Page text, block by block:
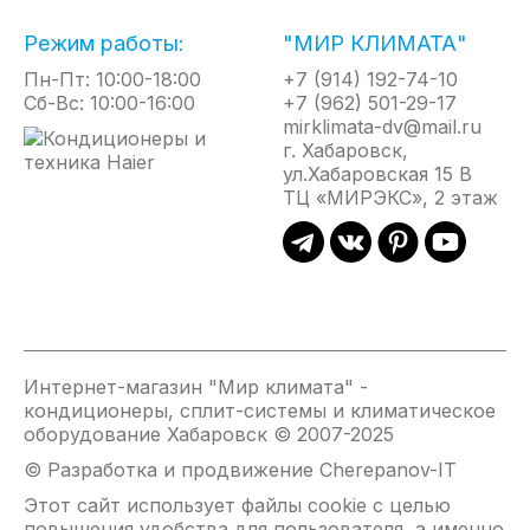
Блок Oxigent fresh, оснащен воздушным фильтром,
центробежным вентилятором и устанавливается
снаружи здания. Он осуществляет подачу, воздуха
с улицы по специальному воздуховоду. Объем
подачи свежего воздуха контролирует процессор
внутреннего блока. Система Haier может подавать
ФУНКЦИЯ ОБЪЕМНОГО ВОЗДУШНОГО
и получения эффекта естественной циркуляции
воздуха предусмот ре ноавтоматическое
согласование качания сдвоенных горизонтальных
заслонок и жалюзи с вертикальными створками.
ВОЗДУШНЫЙ ПОТОК 12М
Режим работы:
Пн-Пт: 10:00-18:00
Сб-Вс: 10:00-16:00
"МИР КЛИМАТА"
+7 (914) 192-74-10
+7 (962) 501-29-17
mirklimata-dv@mail.ru
г. Хабаровск,
ул.Хабаровская 15 В
ТЦ «МИРЭКС», 2 этаж
Интернет-магазин "Мир климата" -
кондиционеры, сплит-системы и климатическое
оборудование Хабаровск © 2007-2025
© Разработка и продвижение Cherepanov-IT
Этот сайт использует файлы cookie с целью